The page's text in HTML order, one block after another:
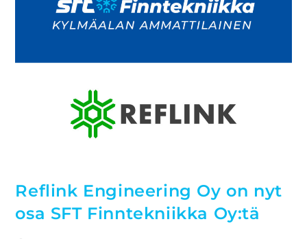
Reflink Engineering Oy on nyt
osa SFT Finntekniikka Oy:tä